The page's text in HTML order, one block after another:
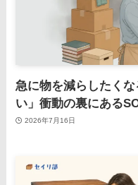
急に物を減らしたく
い」衝動の裏にある
2026年7月16日